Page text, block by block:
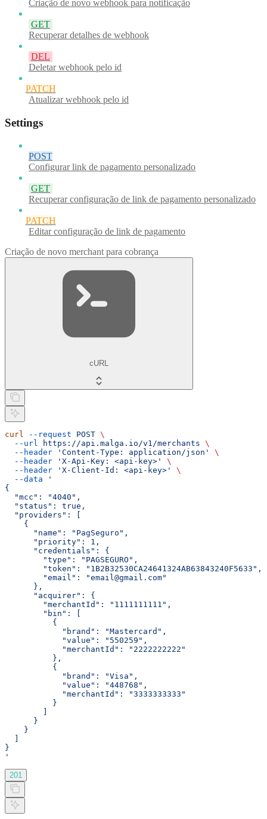
Criação de novo webhook para notificação
GET
Recuperar detalhes de webhook
DEL
Deletar webhook pelo id
PATCH
Atualizar webhook pelo id
Settings
POST
Configurar link de pagamento personalizado
GET
Recuperar configuração de link de pagamento personalizado
PATCH
Editar configuração de link de pagamento
Criação de novo merchant para cobrança
cURL
curl --request POST \
  --url
https://api.malga.io/v1/merchants \
  --header
'Content-Type: application/json'
\
  --header
'X-Api-Key: <api-key>'
\
  --header
'X-Client-Id: <api-key>'
\
  --data
'
{
  "mcc": "4040",
  "status": true,
  "providers": [
    {
      "name": "PagSeguro",
      "priority": 1,
      "credentials": {
        "type": "PAGSEGURO",
        "token": "1B2B32530CA24641324AB63843240F5633",
        "email": "email@gmail.com"
      },
      "acquirer": {
        "merchantId": "1111111111",
        "bin": [
          {
            "brand": "Mastercard",
            "value": "550259",
            "merchantId": "2222222222"
          },
          {
            "brand": "Visa",
            "value": "448768",
            "merchantId": "3333333333"
          }
      }
    }
}
'
201